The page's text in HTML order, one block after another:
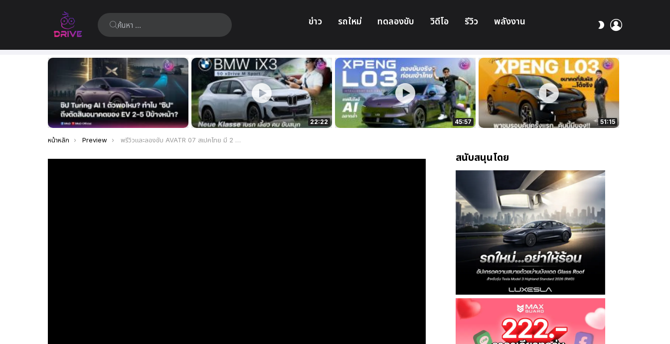
ค้นหา: ข่าว รถใหม่ ทดลองขับ วิดีโอ รีวิว พลังงาน
สลับ
เรื่อง
ล่าสุด
22:22 45:57 51:15
คุณอยู่ที่นี่:
หน้าหลัก Preview พรีวิวและลองขับ AVATR 07 สเปคไทย มี 2 รุ่น คันนี้น่าใช้แค่ไหน ลุ้นราคาเร็ว ๆ นี้
สนับสนุนโดย